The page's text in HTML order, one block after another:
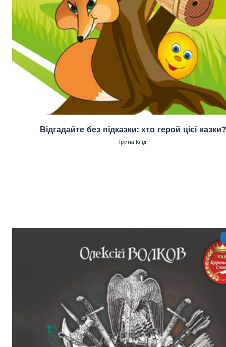
Відгадайте без підказки: хто герой цієї казки?
Ірина Клід